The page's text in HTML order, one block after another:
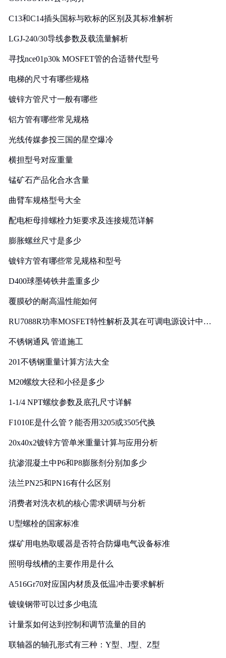
C13和C14插头国标与欧标的区别及其标准解析
LGJ-240/30导线参数及载流量解析
寻找nce01p30k MOSFET管的合适替代型号
电梯的尺寸有哪些规格
镀锌方管尺寸一般有哪些
铝方管有哪些常见规格
光线传媒参投三国的星空爆冷
横担型号对应重量
锰矿石产品化合水含量
曲臂车规格型号大全
配电柜母排螺栓力矩要求及连接规范详解
膨胀螺丝尺寸是多少
镀锌方管有哪些常见规格和型号
D400球墨铸铁井盖重多少
覆膜砂的耐高温性能如何
RU7088R功率MOSFET特性解析及其在可调电源设计中的
不锈钢通风 管道施工
201不锈钢重量计算方法大全
M20螺纹大径和小径是多少
1-1/4 NPT螺纹参数及底孔尺寸详解
F1010E是什么管？能否用3205或3505代换
20x40x2镀锌方管单米重量计算与应用分析
抗渗混凝土中P6和P8膨胀剂分别加多少
法兰PN25和PN16有什么区别
消费者对洗衣机的核心需求调研与分析
U型螺栓的国家标准
煤矿用电热取暖器是否符合防爆电气设备标准
照明母线槽的主要作用是什么
A516Gr70对应国内材质及低温冲击要求解析
镀镍钢带可以过多少电流
计量泵如何达到控制和调节流量的目的
联轴器的轴孔形式有三种：Y型、J型、Z型